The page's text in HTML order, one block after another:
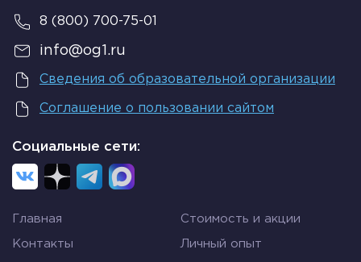
8 (800) 700-75-01
info@og1.ru
Сведения об образовательной организации
Соглашение о пользовании сайтом
Социальные сети:
Главная Стоимость и акции
Контакты Личный опыт